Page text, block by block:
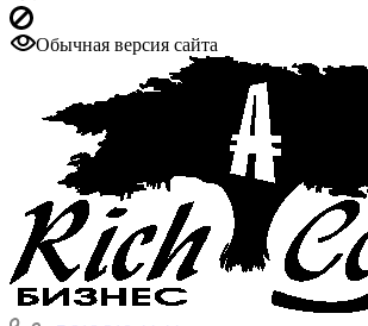
Обычная версия сайта